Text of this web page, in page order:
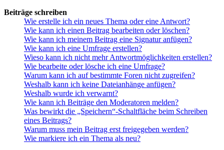
Beiträge schreiben
Wie erstelle ich ein neues Thema oder eine Antwort?
Wie kann ich einen Beitrag bearbeiten oder löschen?
Wie kann ich meinem Beitrag eine Signatur anfügen?
Wie kann ich eine Umfrage erstellen?
Wieso kann ich nicht mehr Antwortmöglichkeiten erstellen?
Wie bearbeite oder lösche ich eine Umfrage?
Warum kann ich auf bestimmte Foren nicht zugreifen?
Weshalb kann ich keine Dateianhänge anfügen?
Weshalb wurde ich verwarnt?
Wie kann ich Beiträge den Moderatoren melden?
Was bewirkt die „Speichern“-Schaltfläche beim Schreiben
eines Beitrags?
Warum muss mein Beitrag erst freigegeben werden?
Wie markiere ich ein Thema als neu?